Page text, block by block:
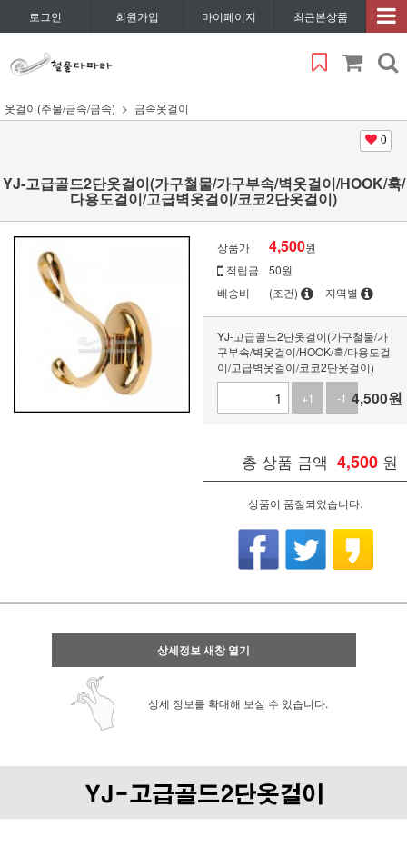
로그인 회원가입 마이페이지 최근본상품
옷걸이(주물/금속/금속) 금속옷걸이
0
YJ-고급골드2단옷걸이(가구철물/가구부속/벽옷걸이/HOOK/훅/
다용도걸이/고급벽옷걸이/코코2단옷걸이)
상품가 4,500원
적립금
50원
배송비
(조건) 지역별
YJ-고급골드2단옷걸이(가구철물/가
구부속/벽옷걸이/HOOK/훅/다용도걸
이/고급벽옷걸이/코코2단옷걸이)
+1
-1 4,500원
총 상품 금액 4,500 원
상품이 품절되었습니다.
상세정보 새창 열기
상세 정보를 확대해 보실 수 있습니다.